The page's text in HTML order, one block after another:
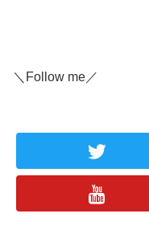
＼Follow me／